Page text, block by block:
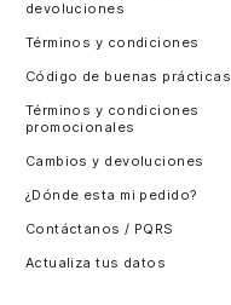
devoluciones
Términos y condiciones
Código de buenas prácticas
Términos y condiciones
promocionales
Cambios y devoluciones
¿Dónde esta mi pedido?
Contáctanos / PQRS
Actualiza tus datos